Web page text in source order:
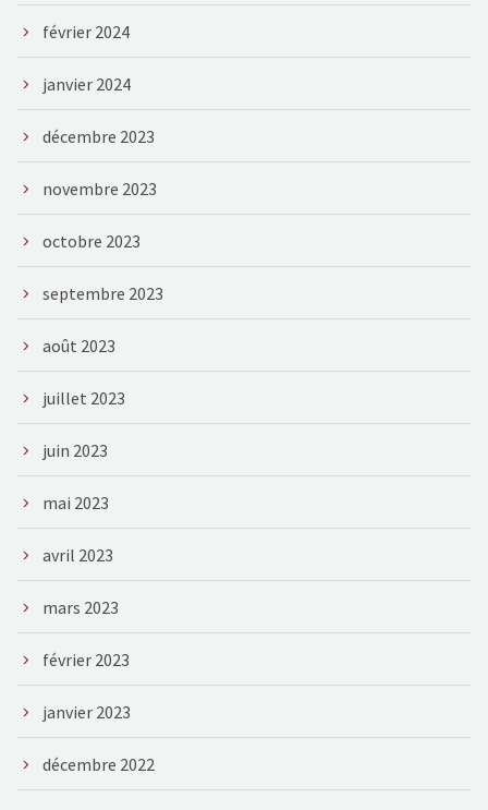
février 2024
janvier 2024
décembre 2023
novembre 2023
octobre 2023
septembre 2023
août 2023
juillet 2023
juin 2023
mai 2023
avril 2023
mars 2023
février 2023
janvier 2023
décembre 2022